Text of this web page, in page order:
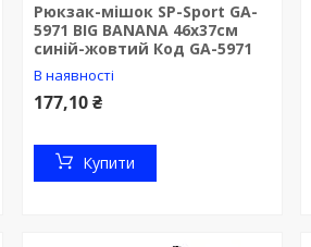
Рюкзак-мішок SP-Sport GA-
5971 BIG BANANA 46х37см
синій-жовтий Код GA-5971
В наявності
177,10 ₴
Купити